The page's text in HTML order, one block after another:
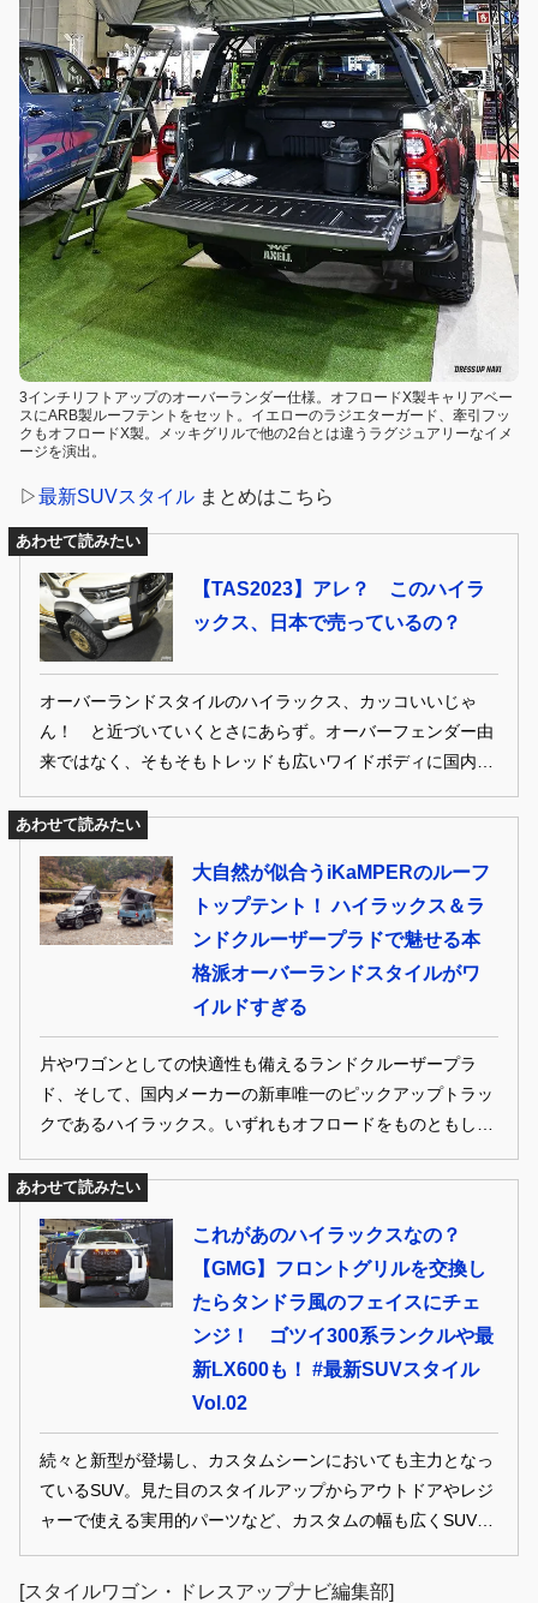
3インチリフトアップのオーバーランダー仕様。オフロードX製キャリアベー
スにARB製ルーフテントをセット。イエローのラジエターガード、牽引フッ
クもオフロードX製。メッキグリルで他の2台とは違うラグジュアリーなイメ
ージを演出。
▷最新SUVスタイル まとめはこちら
あわせて読みたい
【TAS2023】アレ？ このハイラ
ックス、日本で売っているの？
オーバーランドスタイルのハイラックス、カッコいいじゃ
ん！ と近づいていくとさにあらず。オーバーフェンダー由
来ではなく、そもそもトレッドも広いワイドボディに国内仕
い。このクルマはオーストラリアで販売されているワイドト
マイズカー。日本初公開の車両をチェックしてみた。
あわせて読みたい
大自然が似合うiKaMPERのルーフ
トップテント！ ハイラックス＆ラ
ンドクルーザープラドで魅せる本
格派オーバーランドスタイルがワ
イルドすぎる
片やワゴンとしての快適性も備えるランドクルーザープラ
ド、そして、国内メーカーの新車唯一のピックアップトラッ
クであるハイラックス。いずれもオフロードをものともしな
バランドスタイルに仕立てたのがエムクライム。その全貌を
あわせて読みたい
これがあのハイラックスなの？
【GMG】フロントグリルを交換し
たらタンドラ風のフェイスにチェ
ンジ！ ゴツイ300系ランクルや最
新LX600も！ #最新SUVスタイル
Vol.02
続々と新型が登場し、カスタムシーンにおいても主力となっ
ているSUV。見た目のスタイルアップからアウトドアやレジ
ャーで使える実用的パーツなど、カスタムの幅も広くSUVの
けします！
[スタイルワゴン・ドレスアップナビ編集部]